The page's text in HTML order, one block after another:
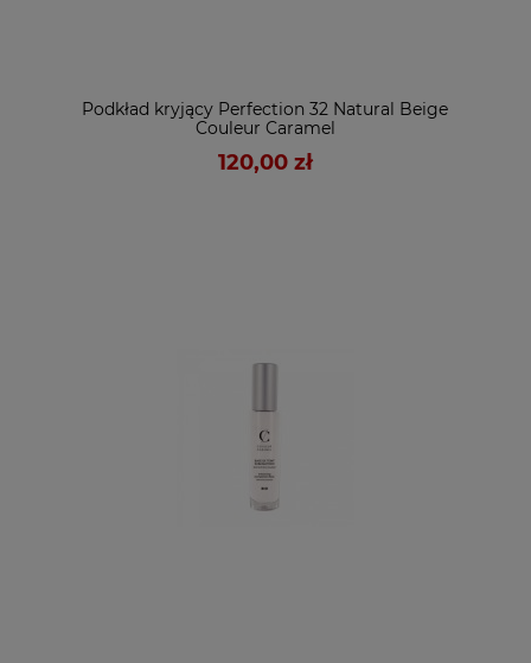
Podkład kryjący Perfection 32 Natural Beige
Couleur Caramel
120,00 zł